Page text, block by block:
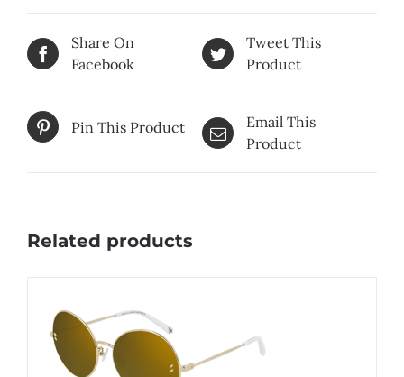
Share On
Facebook
Tweet This
Product
Pin This Product
Email This
Product
Related products